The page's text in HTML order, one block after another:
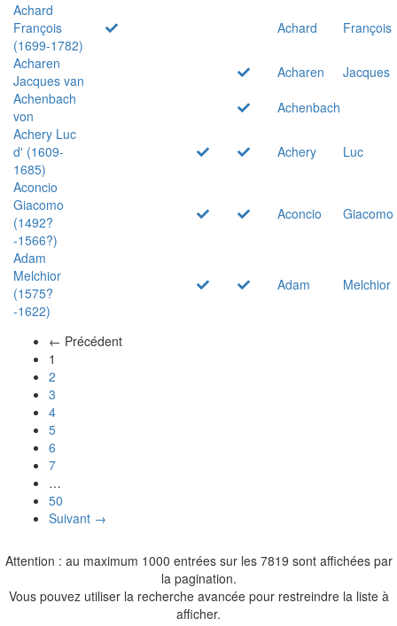
Achard
François
(1699-1782)
Achard
François
Acharen
Jacques van
Acharen
Jacques
Achenbach
von
Achenbach
Achery Luc
d' (1609-
1685)
Achery
Luc
Aconcio
Giacomo
(1492?
-1566?)
Aconcio Giacomo
Adam
Melchior
(1575?
-1622)
Adam Melchior
← Précédent
1
2
3
4
5
6
7
…
50
Suivant →
Attention : au maximum 1000 entrées sur les 7819 sont affichées par
la pagination.
Vous pouvez utiliser la recherche avancée pour restreindre la liste à
afficher.